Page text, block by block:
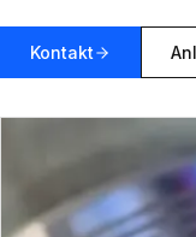
Kontakt
Inlay-Produktion,
werden als ein